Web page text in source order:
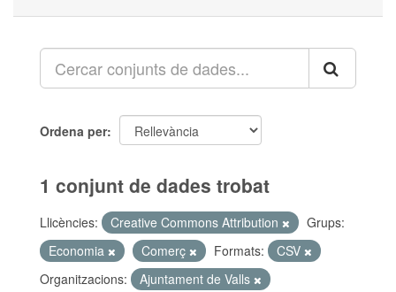
Ordena per
1 conjunt de dades trobat
Llicències: Creative Commons Attribution
Grups:
Economia
Comerç Formats:
CSV
Organitzacions:
Ajuntament de Valls